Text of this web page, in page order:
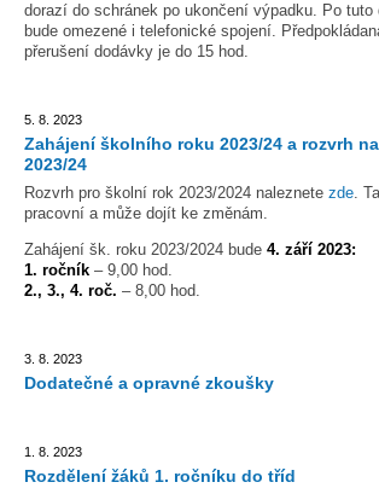
dorazí do schránek po ukončení výpadku. Po tuto
bude omezené i telefonické spojení.
přerušení dodávky je do 15 hod.
5. 8. 2023
Zahájení školního roku 2023/24 a rozvrh
2023/24
Rozvrh pro školní rok 2023/2024 naleznete zde.
pracovní a může dojít ke změnám.
Zahájení šk. roku 2023/2024 bude 4. září 2023:
1. ročník – 9,00 hod.
2., 3., 4. roč. – 8,00 hod.
3. 8. 2023
Dodatečné a opravné zkoušky
1. 8. 2023
Rozdělení žáků 1. ročníku do tříd